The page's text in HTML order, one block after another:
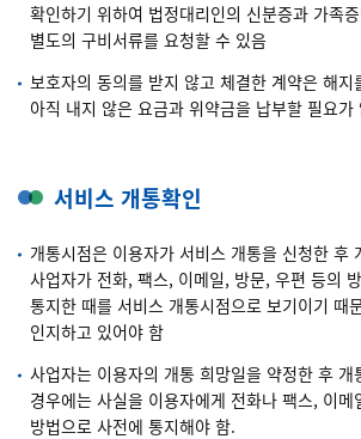
확인하기 위하여 법정대리인의 신분증과 가족
별도의 구비서류를 요청할 수 있음
보호자의 동의를 받지 않고 체결한 계약은 해지
아직 내지 않은 요금과 위약금을 납부할 필요가
서비스 개통확인
개통시점은 이용자가 서비스 개통을 신청한 후
사업자가 전화, 팩스, 이메일, 방문, 우편 등의
통지한 때를 서비스 개통시점으로 보기이기 때
인지하고 있어야 함
사업자는 이용자의 개통 희망일을 약정한 후 개
경우에는 사실을 이용자에게 전화나 팩스, 이메
방법으로 사전에 통지해야 함.